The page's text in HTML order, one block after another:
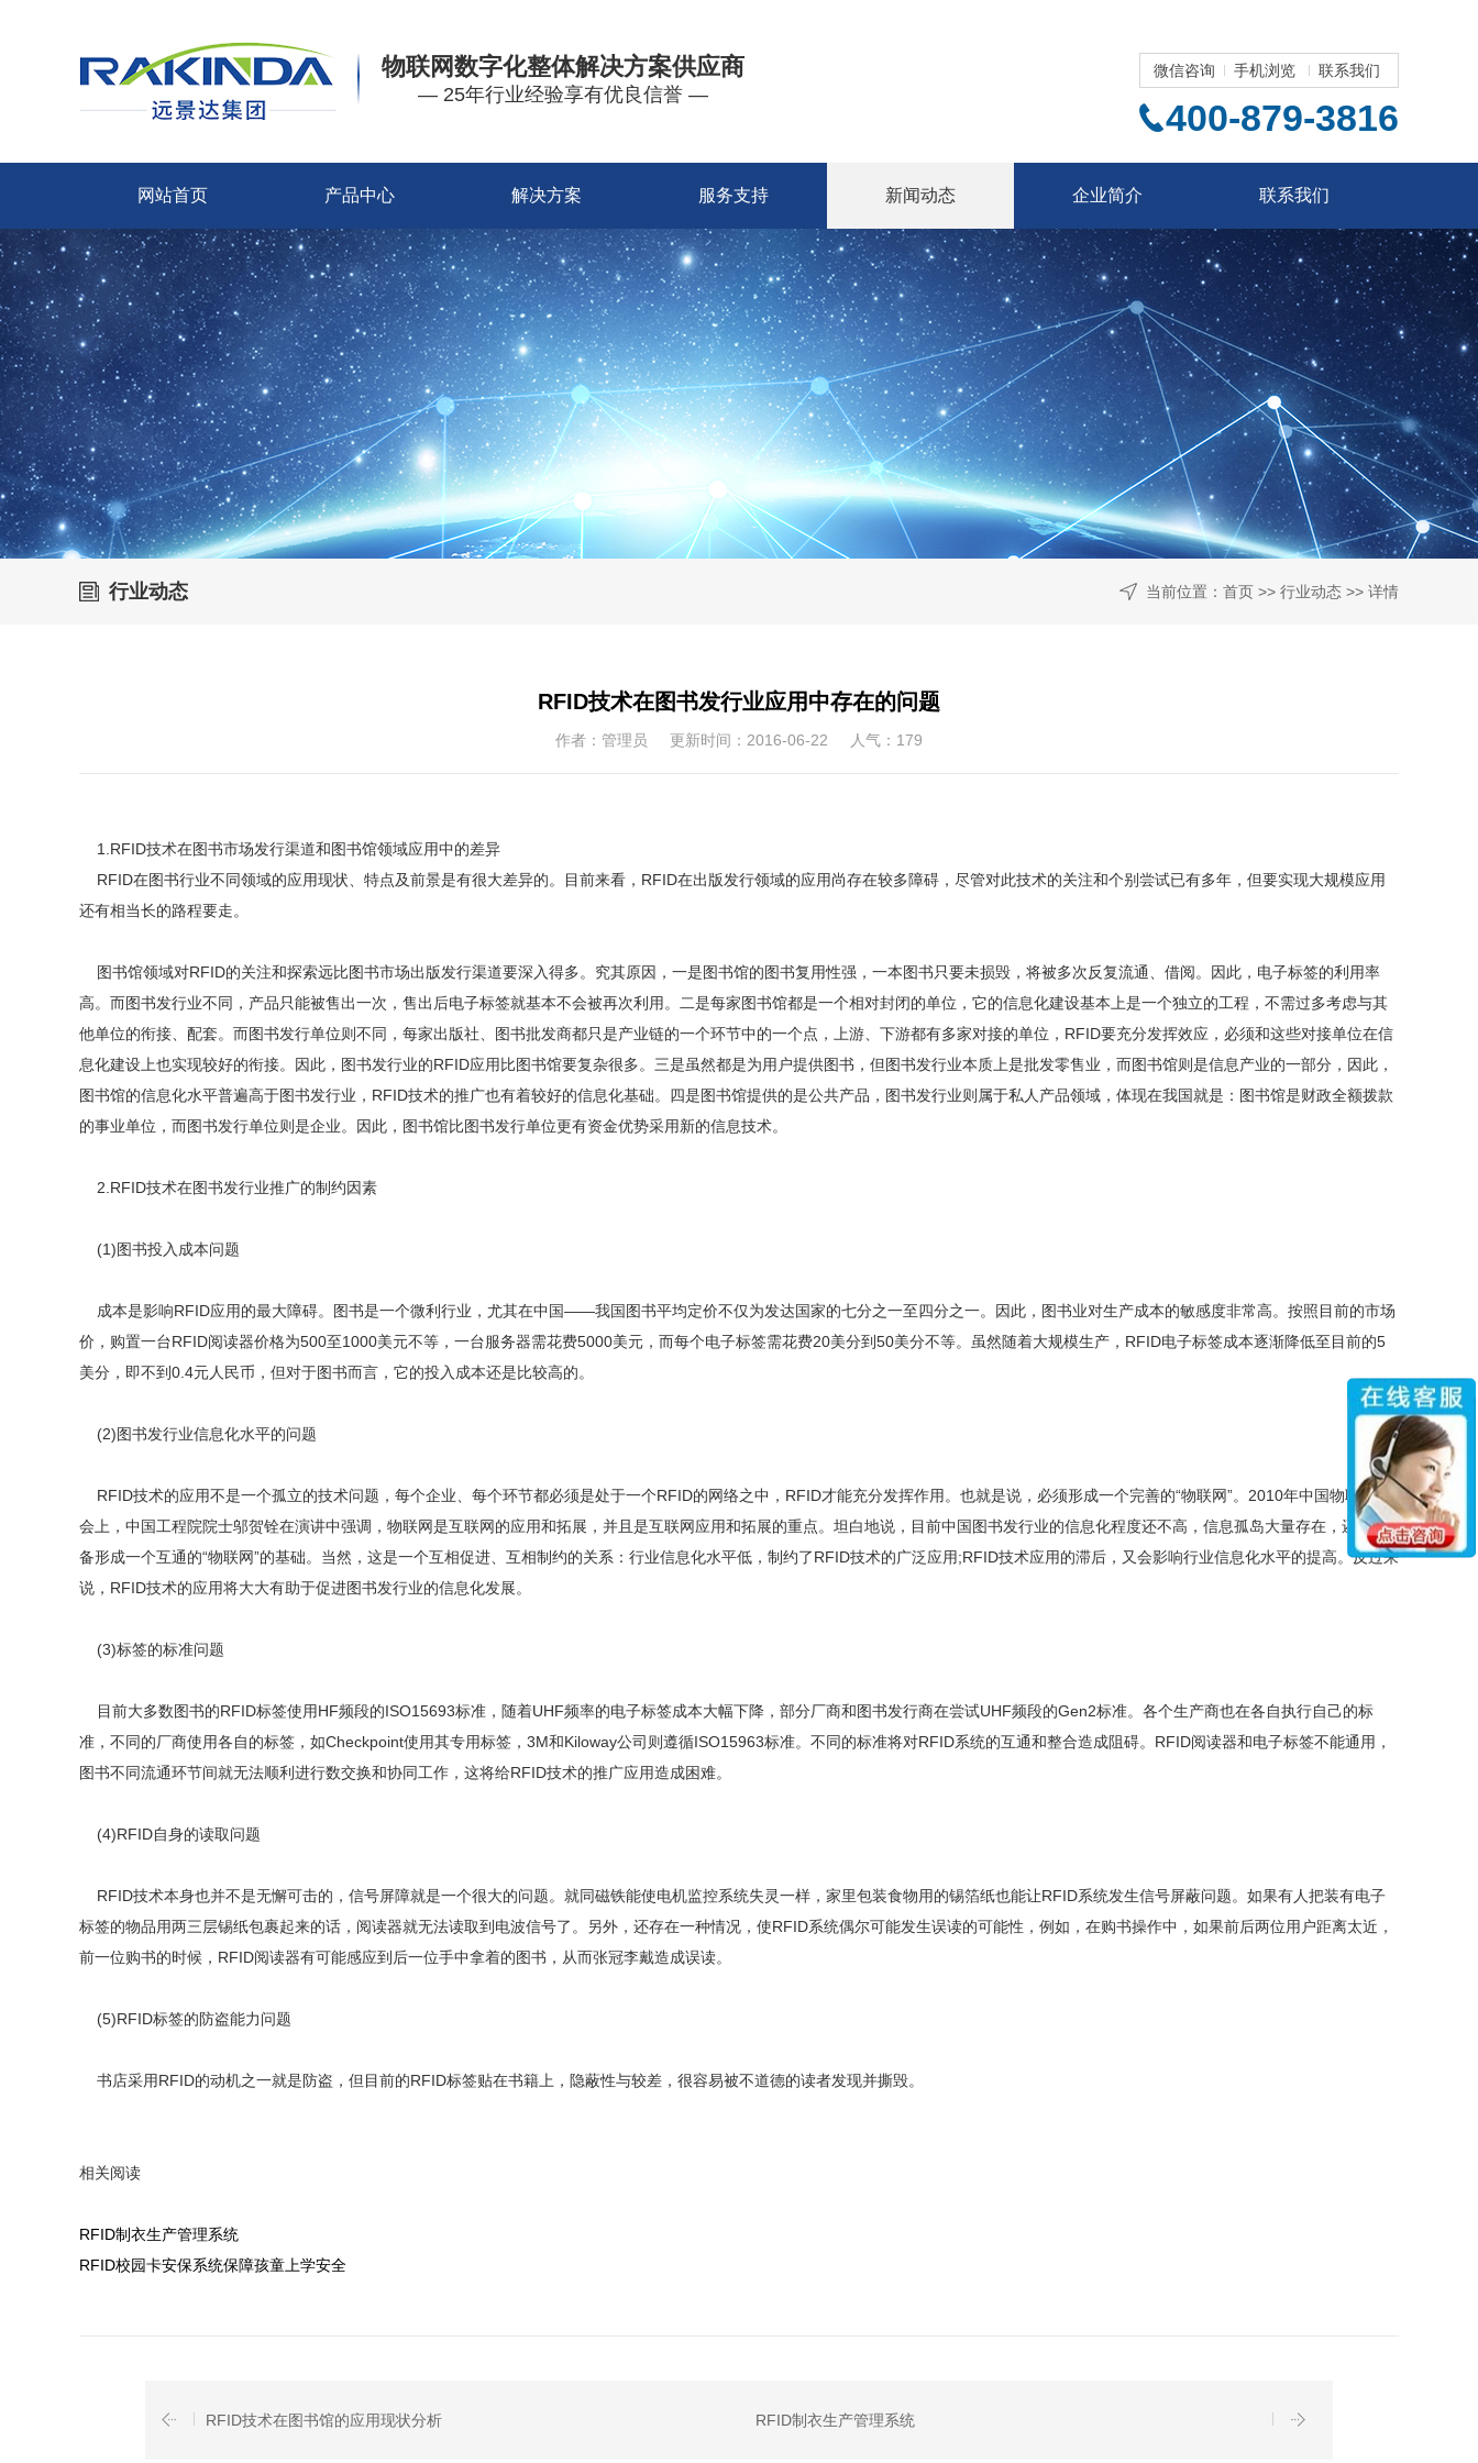
物联网数字化整体解决方案供应商
— 25年行业经验享有优良信誉 —
微信咨询 手机浏览 联系我们
400-879-3816
网站首页 产品中心 解决方案 服务支持 新闻动态 企业简介 联系我们
行业动态 当前位置： 首页 >> 行业动态 >> 详情
RFID技术在图书发行业应用中存在的问题
作者：管理员 更新时间：2016-06-22 人气： 179
1.RFID技术在图书市场发行渠道和图书馆领域应用中的差异
RFID在图书行业不同领域的应用现状、特点及前景是有很大差异的。目前来看，RFID在出版发行领域的应用尚存在较多障碍，尽管对此技术的关注和个别尝试已有多年，但要实现大规模应用
还有相当长的路程要走。
图书馆领域对RFID的关注和探索远比图书市场出版发行渠道要深入得多。究其原因，一是图书馆的图书复用性强，一本图书只要未损毁，将被多次反复流通、借阅。因此，电子标签的利用率
高。而图书发行业不同，产品只能被售出一次，售出后电子标签就基本不会被再次利用。二是每家图书馆都是一个相对封闭的单位，它的信息化建设基本上是一个独立的工程，不需过多考虑与其
他单位的衔接、配套。而图书发行单位则不同，每家出版社、图书批发商都只是产业链的一个环节中的一个点，上游、下游都有多家对接的单位，RFID要充分发挥效应，必须和这些对接单位在信
息化建设上也实现较好的衔接。因此，图书发行业的RFID应用比图书馆要复杂很多。三是虽然都是为用户提供图书，但图书发行业本质上是批发零售业，而图书馆则是信息产业的一部分，因此，
图书馆的信息化水平普遍高于图书发行业，RFID技术的推广也有着较好的信息化基础。四是图书馆提供的是公共产品，图书发行业则属于私人产品领域，体现在我国就是：图书馆是财政全额拨款
的事业单位，而图书发行单位则是企业。因此，图书馆比图书发行单位更有资金优势采用新的信息技术。
2.RFID技术在图书发行业推广的制约因素
(1)图书投入成本问题
成本是影响RFID应用的最大障碍。图书是一个微利行业，尤其在中国——我国图书平均定价不仅为发达国家的七分之一至四分之一。因此，图书业对生产成本的敏感度非常高。按照目前的市场
价，购置一台RFID阅读器价格为500至1000美元不等，一台服务器需花费5000美元，而每个电子标签需花费20美分到50美分不等。虽然随着大规模生产，RFID电子标签成本逐渐降低至目前的5
美分，即不到0.4元人民币，但对于图书而言，它的投入成本还是比较高的。
(2)图书发行业信息化水平的问题
RFID技术的应用不是一个孤立的技术问题，每个企业、每个环节都必须是处于一个RFID的网络之中，RFID才能充分发挥作用。也就是说，必须形成一个完善的“物联网”。2010年中国物联网大
会上，中国工程院院士邬贺铨在演讲中强调，物联网是互联网的应用和拓展，并且是互联网应用和拓展的重点。坦白地说，目前中国图书发行业的信息化程度还不高，信息孤岛大量存在，还不具
备形成一个互通的“物联网”的基础。当然，这是一个互相促进、互相制约的关系：行业信息化水平低，制约了RFID技术的广泛应用;RFID技术应用的滞后，又会影响行业信息化水平的提高。反过来
说，RFID技术的应用将大大有助于促进图书发行业的信息化发展。
(3)标签的标准问题
目前大多数图书的RFID标签使用HF频段的ISO15693标准，随着UHF频率的电子标签成本大幅下降，部分厂商和图书发行商在尝试UHF频段的Gen2标准。各个生产商也在各自执行自己的标
准，不同的厂商使用各自的标签，如Checkpoint使用其专用标签，3M和Kiloway公司则遵循ISO15963标准。不同的标准将对RFID系统的互通和整合造成阻碍。RFID阅读器和电子标签不能通用，
图书不同流通环节间就无法顺利进行数交换和协同工作，这将给RFID技术的推广应用造成困难。
(4)RFID自身的读取问题
RFID技术本身也并不是无懈可击的，信号屏障就是一个很大的问题。就同磁铁能使电机监控系统失灵一样，家里包装食物用的锡箔纸也能让RFID系统发生信号屏蔽问题。如果有人把装有电子
标签的物品用两三层锡纸包裹起来的话，阅读器就无法读取到电波信号了。另外，还存在一种情况，使RFID系统偶尔可能发生误读的可能性，例如，在购书操作中，如果前后两位用户距离太近，
前一位购书的时候，RFID阅读器有可能感应到后一位手中拿着的图书，从而张冠李戴造成误读。
(5)RFID标签的防盗能力问题
书店采用RFID的动机之一就是防盗，但目前的RFID标签贴在书籍上，隐蔽性与较差，很容易被不道德的读者发现并撕毁。
相关阅读
RFID制衣生产管理系统
RFID校园卡安保系统保障孩童上学安全
RFID技术在图书馆的应用现状分析 RFID制衣生产管理系统